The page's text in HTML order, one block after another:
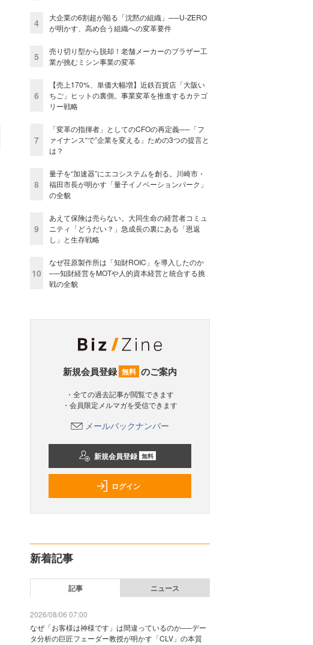
4
大企業の6割超が陥る「沈黙の組織」──U-ZERO
が明かす、高め合う組織への変革要件
5
売り切り型から脱却！老舗メーカーのブラザー工
業が挑むミシン事業の変革
6
【売上170%、単価大幅増】近鉄百貨店「大阪い
ちご」ヒットの裏側。事業変革を推進するカテゴ
リー戦略
7
「変革の指揮者」としてのCFOの再定義──「フ
ァイナンス“で”企業を変える」ための3つの提言と
は？
8
量子を“加速器”にエコシステムを創る。川崎市・
福田市長が明かす「量子イノベーションパーク」
の全貌
9
あえて保険は売らない。大同生命の経営者コミュ
ニティ「どうだい？」急成長の裏にある「恩返
し」と生存戦略
10
なぜ荏原製作所は「知財ROIC」を導入したのか
──知財経営をMOTや人的資本経営と統合する挑
戦の全貌
新規会員登録 無料 のご案内
・全ての過去記事が閲覧できます
・会員限定メルマガを受信できます
メールバックナンバー
新規会員登録 無料
ログイン
新着記事
記事 ニュース
2026/08/06 07:00
なぜ「お客様は神様です」は間違っているのか──デー
タ分析の巨匠フェーダー教授が明かす「CLV」の本質